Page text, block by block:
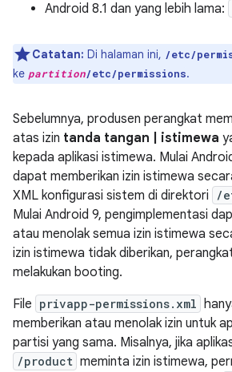
Android 8.1 dan yang lebih lama:
Catatan: Di halaman ini, /etc/
ke partition/etc/permissions.
Sebelumnya, produsen perangkat
atas izin tanda tangan | istimewa
kepada aplikasi istimewa. Mulai
dapat memberikan izin istimewa
XML konfigurasi sistem di direktori
/
Mulai Android 9, pengimplementasi
atau menolak semua izin istimewa
izin istimewa tidak diberikan,
melakukan booting.
File privapp-permissions.xml
memberikan atau menolak izin untuk
partisi yang sama. Misalnya, jika
/product meminta izin istimewa,